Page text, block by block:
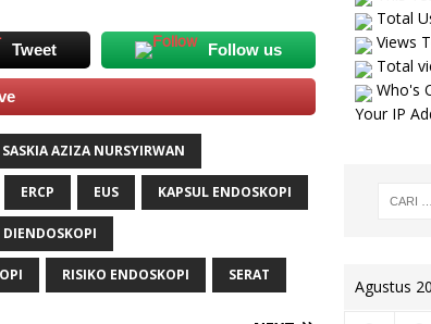
Tweet Follow us
AZIZA NURSYIRWAN
ERCP EUS KAPSUL ENDOSKOPI
DIENDOSKOPI
RISIKO ENDOSKOPI SERAT
Total
Views
Total
Who's
Your IP
Agustus